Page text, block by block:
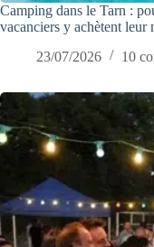
Camping dans le Tarn :
vacanciers y achètent leur
23/07/2026
10